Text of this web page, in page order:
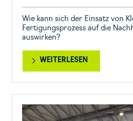
Wie kann sich der Einsatz von
Fertigungsprozess auf die
auswirken?
WEITERLESEN